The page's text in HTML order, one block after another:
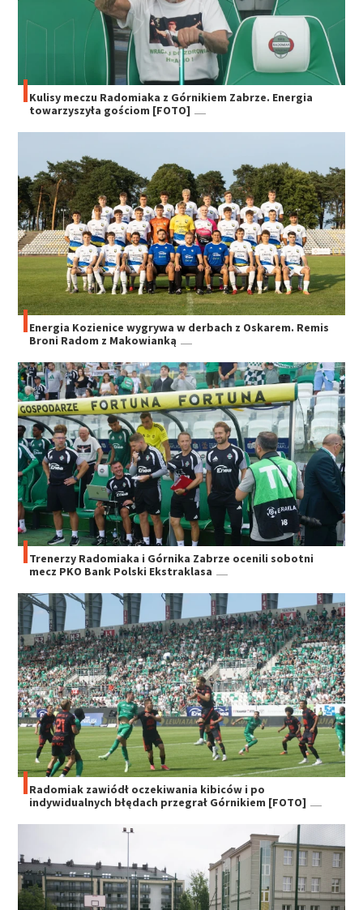
Kulisy meczu Radomiaka z Górnikiem Zabrze. Energia
towarzyszyła gościom [FOTO]
Energia Kozienice wygrywa w derbach z Oskarem. Remis
Broni Radom z Makowianką
Trenerzy Radomiaka i Górnika Zabrze ocenili sobotni
mecz PKO Bank Polski Ekstraklasa
Radomiak zawiódł oczekiwania kibiców i po
indywidualnych błędach przegrał Górnikiem [FOTO]